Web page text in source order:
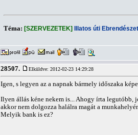
Téma: [SZERVEZETEK] Illatos úti
28507. Elküldve: 2012-02-23 14:29:28
Igen, s legyen az a napnak bármely időszaka
Ilyen állás kéne nekem is... Ahogy írta legutóbb,
akkor nem dolgozza halálra magát a
Melyik bank is ez?